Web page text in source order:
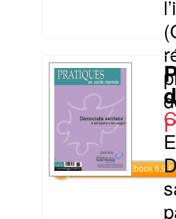
Commander l'Ebook 6.9 €